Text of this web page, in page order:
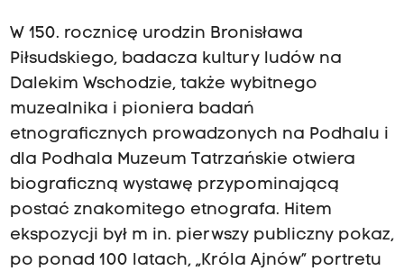
W 150. rocznicę urodzin Bronisława
Piłsudskiego, badacza kultury ludów na
Dalekim Wschodzie, także wybitnego
muzealnika i pioniera badań
etnograficznych prowadzonych na Podhalu i
dla Podhala Muzeum Tatrzańskie otwiera
biograficzną wystawę przypominającą
postać znakomitego etnografa. Hitem
ekspozycji był m in. pierwszy publiczny pokaz,
po ponad 100 latach, „Króla Ajnów” portretu